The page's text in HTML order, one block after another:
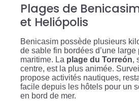
Plages de
et Heliópolis
Benicasim possède plusieurs
de sable fin bordées d’une large
maritime. La plage du Torreón,
centre, est la plus animée.
propose activités nautiques,
facile depuis les hôtels pour un
en bord de mer.